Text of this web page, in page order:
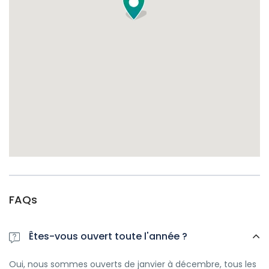
FAQs
Êtes-vous ouvert toute l'année ?
Oui, nous sommes ouverts de janvier à décembre, tous les